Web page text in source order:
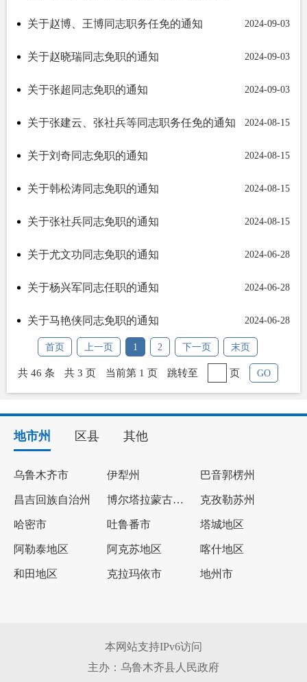
2024-09-03
关于赵博、王博同志职务任免的通知
2024-09-03
关于赵晓瑞同志免职的通知
2024-09-03
关于张超同志免职的通知
2024-08-15
关于张建云、张社兵等同志职务任免的通知
2024-08-15
关于刘奇同志免职的通知
2024-08-15
关于韩松涛同志免职的通知
2024-08-15
关于张社兵同志免职的通知
2024-06-28
关于尤文功同志免职的通知
2024-06-28
关于杨兴军同志任职的通知
2024-06-28
关于马艳侠同志免职的通知
首页 上一页 1 2 下一页 末页
共 46 条 共 3 页 当前第 1 页 跳转至 页 GO
地市州 区县 其他
乌鲁木齐市 伊犁州 巴音郭楞州
昌吉回族自治州 博尔塔拉蒙古自治州 克孜勒苏州
哈密市 吐鲁番市 塔城地区
阿勒泰地区 阿克苏地区 喀什地区
和田地区 克拉玛依市 地州市
本网站支持IPv6访问
主办：乌鲁木齐县人民政府